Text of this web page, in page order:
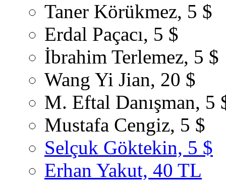
Taner Körükmez, 5 $
Erdal Paçacı, 5 $
İbrahim Terlemez, 5 $
Wang Yi Jian, 20 $
M. Eftal Danışman, 5
Mustafa Cengiz, 5 $
Selçuk Göktekin, 5 $
Erhan Yakut, 40 TL